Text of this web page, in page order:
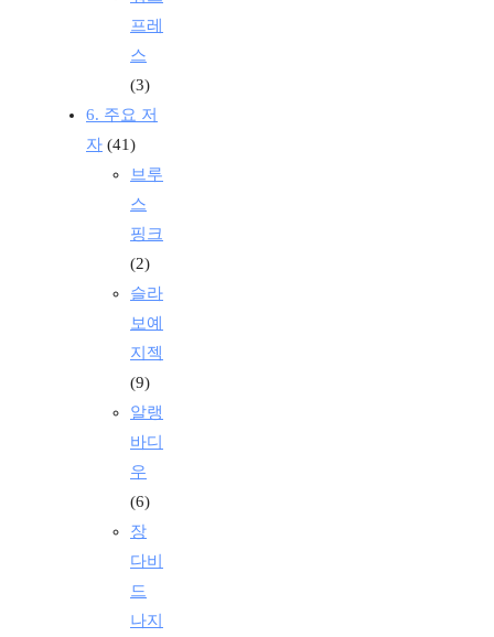
프레
스
(3)
6. 주요 저
자 (41)
브루
스
핑크
(2)
슬라
보예
지젝
(9)
알랭
바디
우
(6)
장
다비
드
나지